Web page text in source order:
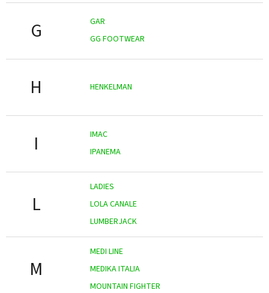
G
GAR
GG FOOTWEAR
H HENKELMAN
I
IMAC
IPANEMA
L
LADIES
LOLA CANALE
LUMBERJACK
M
MEDI LINE
MEDIKA ITALIA
MOUNTAIN FIGHTER